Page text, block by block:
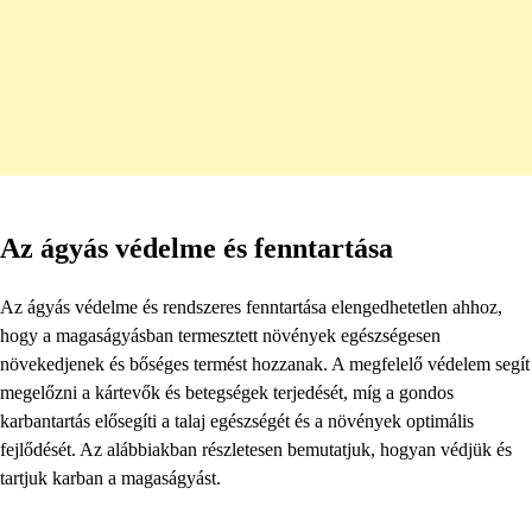
Az ágyás védelme és fenntartása
Az ágyás védelme és rendszeres fenntartása elengedhetetlen ahhoz,
hogy a magaságyásban termesztett növények egészségesen
növekedjenek és bőséges termést hozzanak. A megfelelő védelem segít
megelőzni a kártevők és betegségek terjedését, míg a gondos
karbantartás elősegíti a talaj egészségét és a növények optimális
fejlődését. Az alábbiakban részletesen bemutatjuk, hogyan védjük és
tartjuk karban a magaságyást.